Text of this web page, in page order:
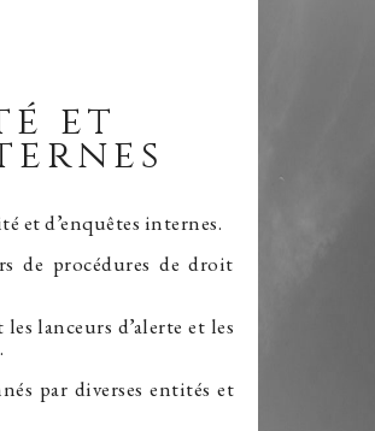
et
et d’enquêtes internes.
de procédures de droit
lanceurs d’alerte et les
par diverses entités et